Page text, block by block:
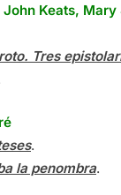
Keats, Mary
Tres
.
la penombra.